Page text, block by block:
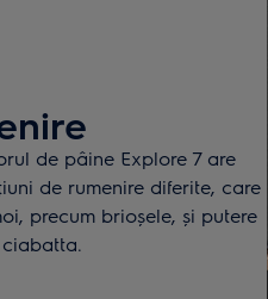
de pâine Explore 7 are
de rumenire diferite, care
precum brioșele, și putere